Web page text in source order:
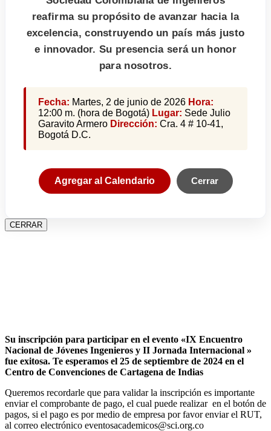
reafirma su propósito de avanzar hacia la
excelencia, construyendo un país más justo
e innovador. Su presencia será un honor
para nosotros.
Fecha: Martes, 2 de junio de 2026 Hora:
12:00 m. (hora de Bogotá) Lugar: Sede Julio
Garavito Armero Dirección: Cra. 4 # 10-41,
Bogotá D.C.
Agregar al Calendario Cerrar
CERRAR
Su inscripción para participar en el evento «IX Encuentro
Nacional de Jóvenes Ingenieros y II Jornada Internacional »
fue exitosa. Te esperamos el 25 de septiembre de 2024 en el
Centro de Convenciones de Cartagena de Indias
Queremos recordarle que para validar la inscripción es importante
enviar el comprobante de pago, el cual puede realizar en el botón de
pagos, si el pago es por medio de empresa por favor enviar el RUT,
al correo electrónico eventosacademicos@sci.org.co